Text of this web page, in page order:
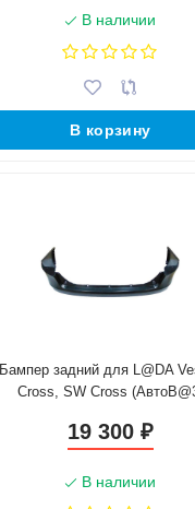
В наличии
В корзину
Бампер задний для L@DA
Cross, SW Cross
19 300 ₽
В наличии